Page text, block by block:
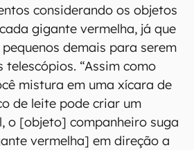
considerando os objetos
gigante vermelha, já que
demais para serem
“Assim como
mistura em uma xícara de
de leite pode criar um
o [objeto] companheiro suga
vermelha] em direção a